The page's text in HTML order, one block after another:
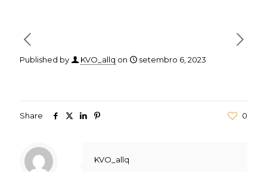
Published by KVO_allq on setembro 6, 2023
Share 0
KVO_allq